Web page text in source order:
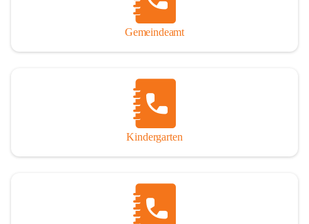
Gemeindeamt
Kindergarten